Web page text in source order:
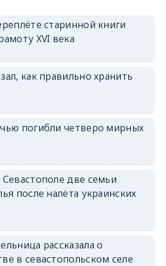
старинной книги
XVI века
как правильно хранить
погибли четверо мирных
две семьи
после налёта украинских
рассказала о
в севастопольском селе